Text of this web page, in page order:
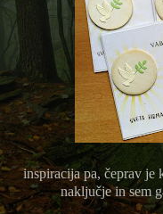
inspiracija pa, čeprav je
naključje in sem